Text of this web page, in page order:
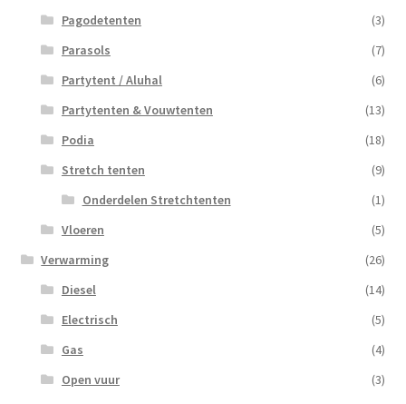
Pagodetenten
(3)
Parasols
(7)
Partytent / Aluhal
(6)
Partytenten & Vouwtenten
(13)
Podia
(18)
Stretch tenten
(9)
Onderdelen Stretchtenten
(1)
Vloeren
(5)
Verwarming
(26)
Diesel
(14)
Electrisch
(5)
Gas
(4)
Open vuur
(3)